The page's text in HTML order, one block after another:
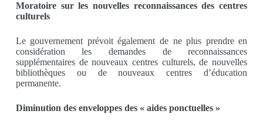
Moratoire sur les nouvelles reconnaissances des centres
culturels
Le gouvernement prévoit également de ne plus prendre en
considération les demandes de reconnaissances
supplémentaires de nouveaux centres culturels, de nouvelles
bibliothèques ou de nouveaux centres d’éducation
permanente.
Diminution des enveloppes des « aides ponctuelles »